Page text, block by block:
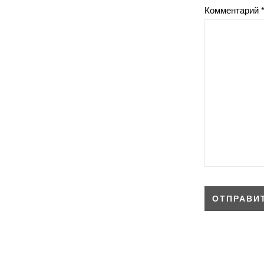
Комментарий *